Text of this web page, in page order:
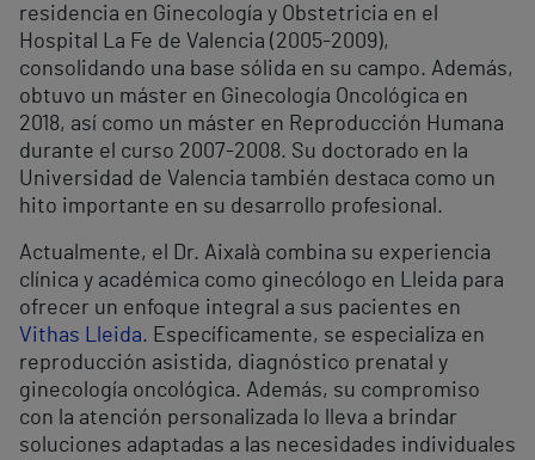
residencia en Ginecología y Obstetricia en el
Hospital La Fe de Valencia (2005-2009),
consolidando una base sólida en su campo. Además,
obtuvo un máster en Ginecología Oncológica en
2018, así como un máster en Reproducción Humana
durante el curso 2007-2008. Su doctorado en la
Universidad de Valencia también destaca como un
hito importante en su desarrollo profesional.
Actualmente, el Dr. Aixalà combina su experiencia
clínica y académica como ginecólogo en Lleida para
ofrecer un enfoque integral a sus pacientes en
Vithas Lleida. Específicamente, se especializa en
reproducción asistida, diagnóstico prenatal y
ginecología oncológica. Además, su compromiso
con la atención personalizada lo lleva a brindar
soluciones adaptadas a las necesidades individuales